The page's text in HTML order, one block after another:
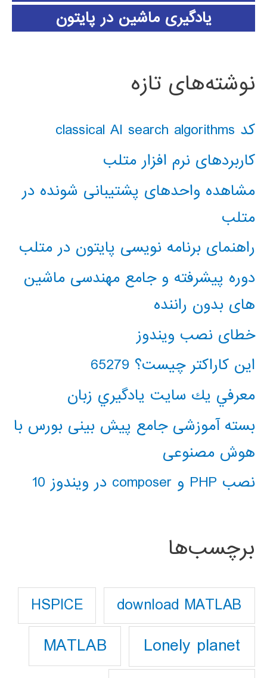
یادگیری ماشین در پایتون
نوشته‌های تازه
کد classical AI search algorithms
کاربردهای نرم افزار متلب
مشاهده واحدهای پشتیبانی شونده در
متلب
راهنمای برنامه نویسی پایتون در متلب
دوره پیشرفته و جامع مهندسی ماشین
های بدون راننده
خطای نصب ویندوز
این کاراکتر چیست؟ 65279
معرفي يك سايت يادگيري زبان
بسته آموزشی جامع پیش بینی بورس با
هوش مصنوعی
نصب PHP و composer در ویندوز 10
برچسب‌ها
download MATLAB
HSPICE
Lonely planet
MATLAB